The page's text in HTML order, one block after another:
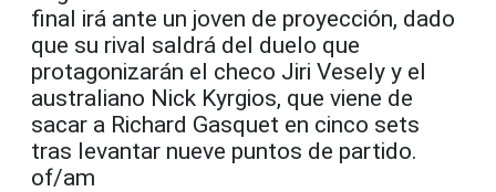
final irá ante un joven de proyección, dado
que su rival saldrá del duelo que
protagonizarán el checo Jiri Vesely y el
australiano Nick Kyrgios, que viene de
sacar a Richard Gasquet en cinco sets
tras levantar nueve puntos de partido.
of/am